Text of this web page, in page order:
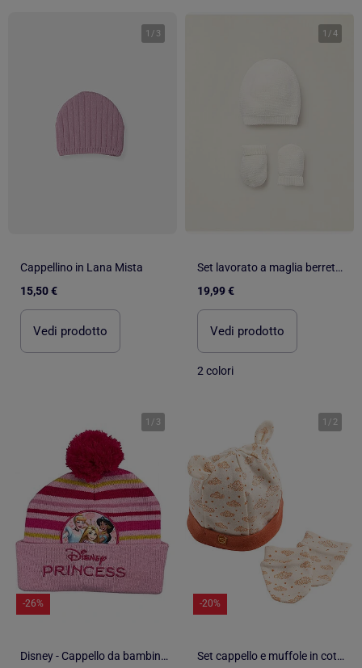
1 / 3
Cappellino in Lana Mista
15,50 €
Vedi prodotto
1 /4
Set lavorato a maglia berretto + guanti
19,99 €
Vedi prodotto
2 colori
1 / 3
-26%
Disney - Cappello da bambina con pon-pon
1 / 2
-20%
Set cappello e muffole in cotone per - SAUTHON